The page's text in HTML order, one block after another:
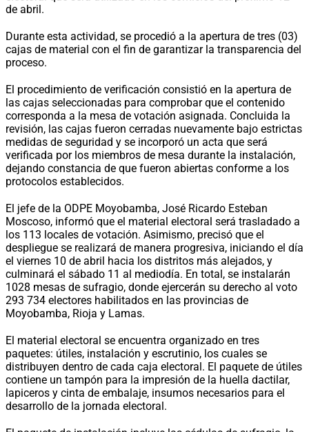
de abril.
Durante esta actividad, se procedió a la apertura de tres (03)
cajas de material con el fin de garantizar la transparencia del
proceso.
El procedimiento de verificación consistió en la apertura de
las cajas seleccionadas para comprobar que el contenido
corresponda a la mesa de votación asignada. Concluida la
revisión, las cajas fueron cerradas nuevamente bajo estrictas
medidas de seguridad y se incorporó un acta que será
verificada por los miembros de mesa durante la instalación,
dejando constancia de que fueron abiertas conforme a los
protocolos establecidos.
El jefe de la ODPE Moyobamba, José Ricardo Esteban
Moscoso, informó que el material electoral será trasladado a
los 113 locales de votación. Asimismo, precisó que el
despliegue se realizará de manera progresiva, iniciando el día
el viernes 10 de abril hacia los distritos más alejados, y
culminará el sábado 11 al mediodía. En total, se instalarán
1028 mesas de sufragio, donde ejercerán su derecho al voto
293 734 electores habilitados en las provincias de
Moyobamba, Rioja y Lamas.
El material electoral se encuentra organizado en tres
paquetes: útiles, instalación y escrutinio, los cuales se
distribuyen dentro de cada caja electoral. El paquete de útiles
contiene un tampón para la impresión de la huella dactilar,
lapiceros y cinta de embalaje, insumos necesarios para el
desarrollo de la jornada electoral.